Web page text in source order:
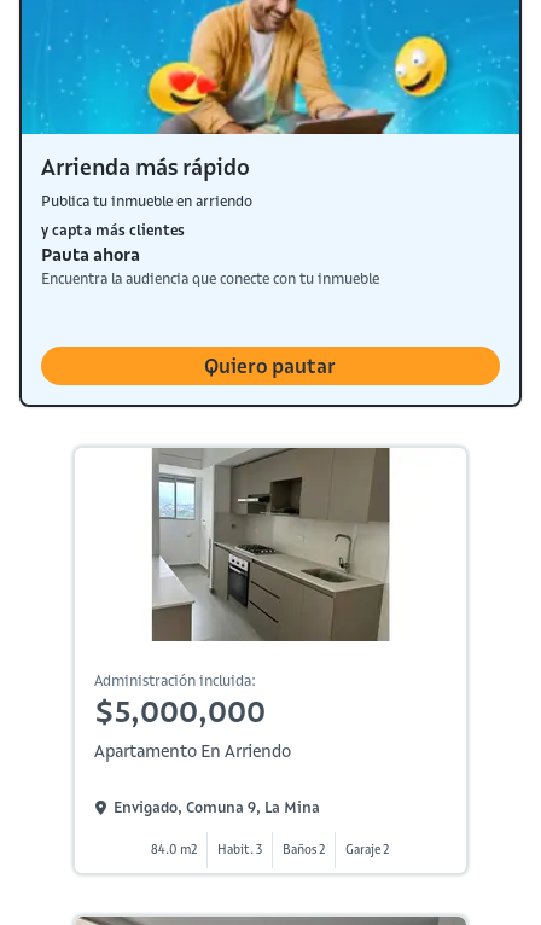
Arrienda más rápido
Publica tu inmueble en arriendo
y capta más clientes
Pauta ahora
Encuentra la audiencia que conecte con tu inmueble
Quiero pautar
Administración incluida:
$5,000,000
Apartamento En Arriendo
Envigado, Comuna 9, La Mina
84.0 m2 Habit. 3 Baños 2 Garaje 2